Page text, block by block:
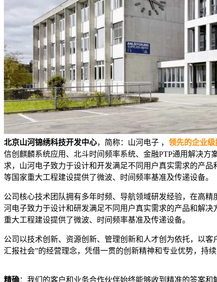
北京山河锦绣科技开发中心，简称：山河电子 ， 领先的企业
信创麒麟系统应用、北斗时间频率系统、金融PTP通用解决
求，山河电子致力于设计和开发满足不同用户真实需求的产
等国家重大工程建设提供了微波、时间频率基准及传递设备。
公司核心技术团队拥有多年时频、导航领域研发经验，在高
河电子致力于设计和研发满足不同用户真实需求的产品和解
重大工程建设提供了微波、时间频率基准及传递设备。
公司以技术创新、资源创新、管理创新和人才创为依托，以
汇报社会”的经营理念，凭借一贯的创新精神和专业优势，持
精确：我们的客户和业务合作伙伴始终能够收到精准的答案和